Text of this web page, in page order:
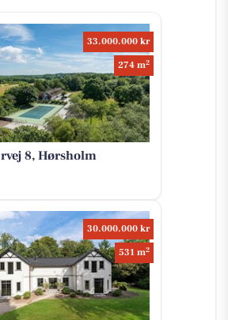
33.000.000 kr
274 m2
8, Hørsholm
30.000.000 kr
531 m2